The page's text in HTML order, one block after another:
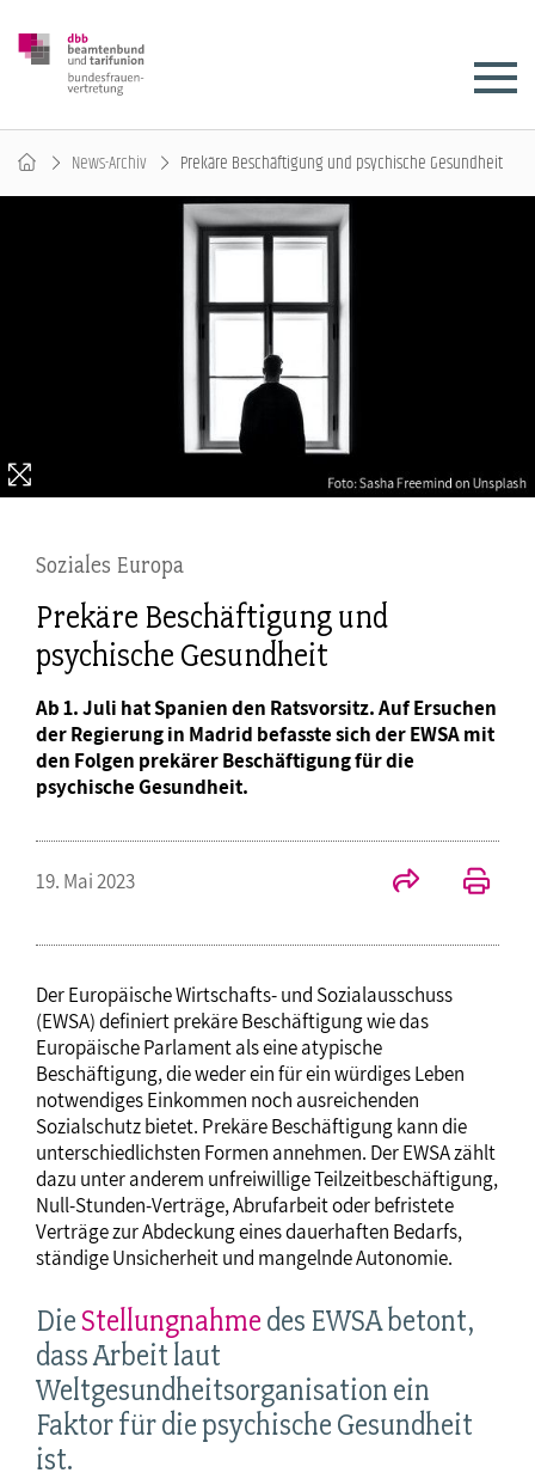
News-Archiv Prekäre Beschäftigung und psychische Gesundheit
Soziales Europa
Prekäre Beschäftigung und
psychische Gesundheit
Ab 1. Juli hat Spanien den Ratsvorsitz. Auf Ersuchen
der Regierung in Madrid befasste sich der EWSA mit
den Folgen prekärer Beschäftigung für die
psychische Gesundheit.
19. Mai 2023
Der Europäische Wirtschafts- und Sozialausschuss
(EWSA) definiert prekäre Beschäftigung wie das
Europäische Parlament als eine atypische
Beschäftigung, die weder ein für ein würdiges Leben
notwendiges Einkommen noch ausreichenden
Sozialschutz bietet. Prekäre Beschäftigung kann die
unterschiedlichsten Formen annehmen. Der EWSA zählt
dazu unter anderem unfreiwillige Teilzeitbeschäftigung,
Null-Stunden-Verträge, Abrufarbeit oder befristete
Verträge zur Abdeckung eines dauerhaften Bedarfs,
ständige Unsicherheit und mangelnde Autonomie.
Die Stellungnahme des EWSA betont,
dass Arbeit laut
Weltgesundheitsorganisation ein
Faktor für die psychische Gesundheit
ist.